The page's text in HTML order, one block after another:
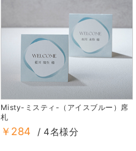
Misty-ミスティ-（アイスブルー）席
札
￥284 / 4名様分